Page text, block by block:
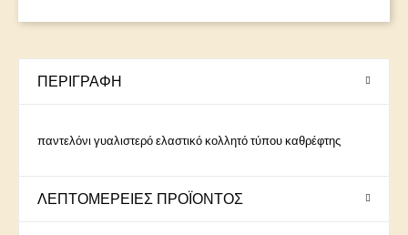
ΠΕΡΙΓΡΑΦΉ
παντελόνι γυαλιστερό ελαστικό κολλητό τύπου καθρέφτης
ΛΕΠΤΟΜΈΡΕΙΕΣ ΠΡΟΪΌΝΤΟΣ